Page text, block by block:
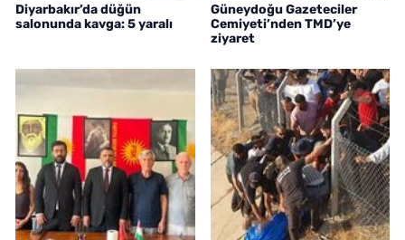
Diyarbakır’da düğün
salonunda kavga: 5 yaralı
Güneydoğu Gazeteciler
Cemiyeti’nden TMD’ye
ziyaret